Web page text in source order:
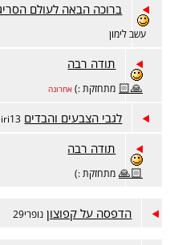
ברוכה הבאה לעולם
עשב לימון
תודה רבה
🙏🏻 מתחזקת :) אחרונה
לגבי הצבעים והבדים
תודה רבה
🙏🏻 מתחזקת :)
הדפסה על קפוצון נופרי29